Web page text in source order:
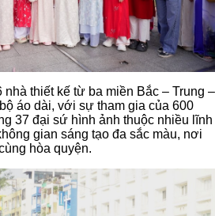
nhà thiết kế từ ba miền Bắc – Trung –
áo dài, với sự tham gia của 600
37 đại sứ hình ảnh thuộc nhiều lĩnh
gian sáng tạo đa sắc màu, nơi
hòa quyện.